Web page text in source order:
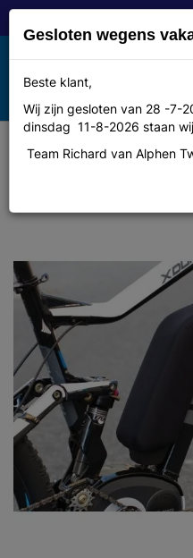
Toggle
navigation
MENU
Bosch Frame
Gesloten wegens
Beste klant,
Wij zijn gesloten van 28 -7-
dinsdag 11-8-2026 staan
Team Richard van Alphen